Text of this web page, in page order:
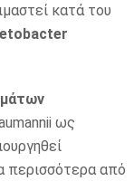
κατά του
ως
περισσότερα από